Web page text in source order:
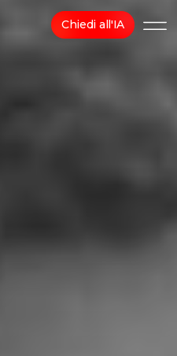
Chiedi all'IA